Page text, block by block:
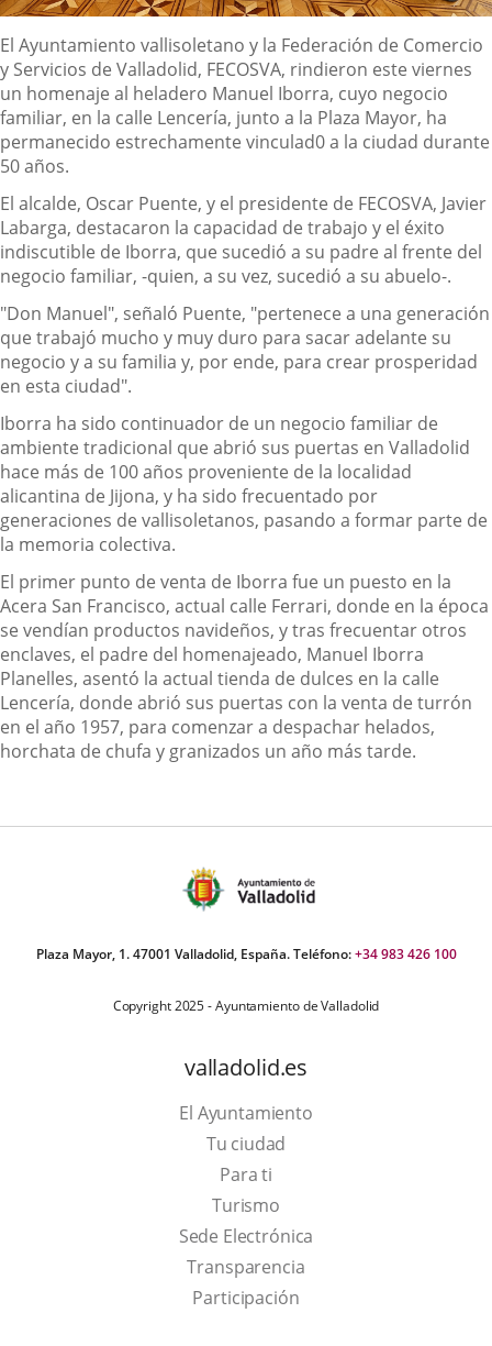
Descripción
El Ayuntamiento vallisoletano y la Federación de Comercio
y Servicios de Valladolid, FECOSVA, rindieron este viernes
un homenaje al heladero Manuel Iborra, cuyo negocio
familiar, en la calle Lencería, junto a la Plaza Mayor, ha
permanecido estrechamente vinculad0 a la ciudad durante
50 años.
El alcalde, Oscar Puente, y el presidente de FECOSVA, Javier
Labarga, destacaron la capacidad de trabajo y el éxito
indiscutible de Iborra, que sucedió a su padre al frente del
negocio familiar, -quien, a su vez, sucedió a su abuelo-.
"Don Manuel", señaló Puente, "pertenece a una generación
que trabajó mucho y muy duro para sacar adelante su
negocio y a su familia y, por ende, para crear prosperidad
en esta ciudad".
Iborra ha sido continuador de un negocio familiar de
ambiente tradicional que abrió sus puertas en Valladolid
hace más de 100 años proveniente de la localidad
alicantina de Jijona, y ha sido frecuentado por
generaciones de vallisoletanos, pasando a formar parte de
la memoria colectiva.
El primer punto de venta de Iborra fue un puesto en la
Acera San Francisco, actual calle Ferrari, donde en la época
se vendían productos navideños, y tras frecuentar otros
enclaves, el padre del homenajeado, Manuel Iborra
Planelles, asentó la actual tienda de dulces en la calle
Lencería, donde abrió sus puertas con la venta de turrón
en el año 1957, para comenzar a despachar helados,
horchata de chufa y granizados un año más tarde.
Plaza Mayor, 1. 47001 Valladolid, España. Teléfono:+34 983 426 100
Copyright 2025 - Ayuntamiento de Valladolid
valladolid.es
El Ayuntamiento
Tu ciudad
Para ti
TurismoThis
link
will
open
Sede Electrónica
Transparencia
Participación